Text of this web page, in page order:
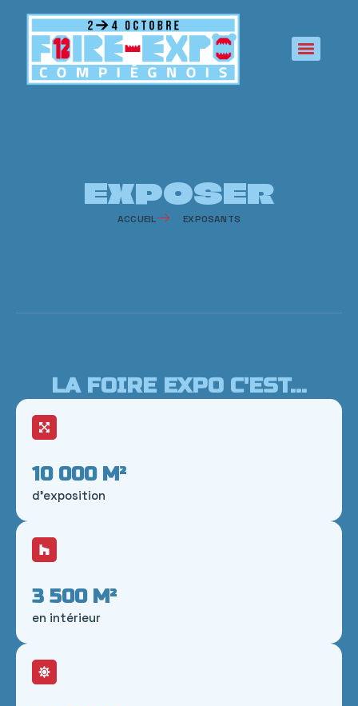
principal
EXPOSER
ACCUEIL EXPOSANTS
LA FOIRE EXPO C'EST...
d'exposition
10 000 M²
en intérieur
3 500 M²